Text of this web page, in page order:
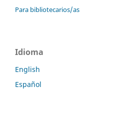
Para bibliotecarios/as
Idioma
English
Español